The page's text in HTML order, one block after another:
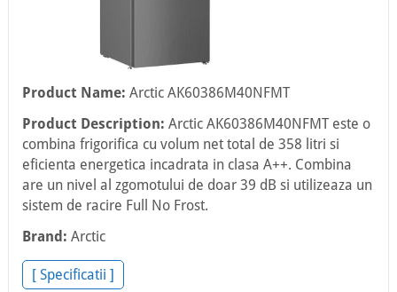
Product Name: Arctic AK60386M40NFMT
Product Description: Arctic AK60386M40NFMT este o
combina frigorifica cu volum net total de 358 litri si
eficienta energetica incadrata in clasa A++. Combina
are un nivel al zgomotului de doar 39 dB si utilizeaza un
sistem de racire Full No Frost.
Brand: Arctic
[ Specificatii ]